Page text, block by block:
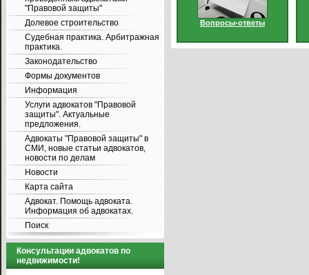
"Правовой защиты"
Долевое строительство
Судебная практика. Арбитражная
практика.
Законодательство
Формы документов
Информация
Услуги адвокатов "Правовой
защиты". Актуальные
предложения.
Адвокаты "Правовой защиты" в
СМИ, новые статьи адвокатов,
новости по делам
Новости
Карта сайта
Адвокат. Помощь адвоката.
Информация об адвокатах.
Поиск
Консультации адвокатов по
недвижимости!
Вопросы-ответы